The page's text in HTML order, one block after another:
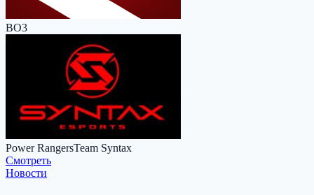
BO3
Power RangersTeam Syntax
Cмотреть
Новости